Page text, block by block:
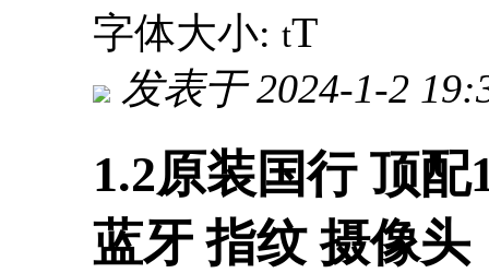
字体大小: tT
发表于 2024-1-2
1.2原装国行 顶
蓝牙 指纹 摄像头